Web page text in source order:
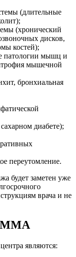
(длительные
(хронический
дисков,
костей);
патологии мышц и
мышечной
бронхиальная
диабете);
переутомление.
будет заметен уже
врача и не
являются: